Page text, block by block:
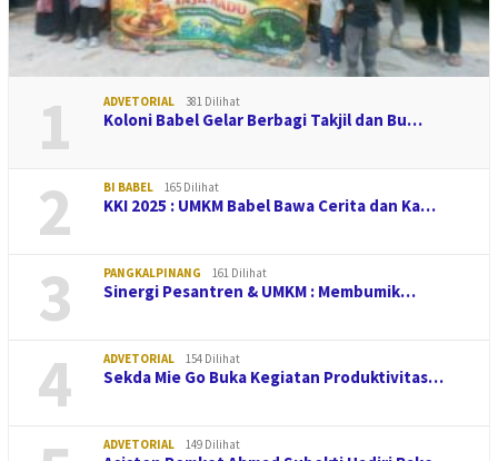
1 ADVETORIAL 381 Dilihat
Koloni Babel Gelar Berbagi Takjil dan Bu…
2 BI BABEL 165 Dilihat
KKI 2025 : UMKM Babel Bawa Cerita dan Ka…
3 PANGKALPINANG 161 Dilihat
Sinergi Pesantren & UMKM : Membumik…
4 ADVETORIAL 154 Dilihat
Sekda Mie Go Buka Kegiatan Produktivitas…
ADVETORIAL 149 Dilihat